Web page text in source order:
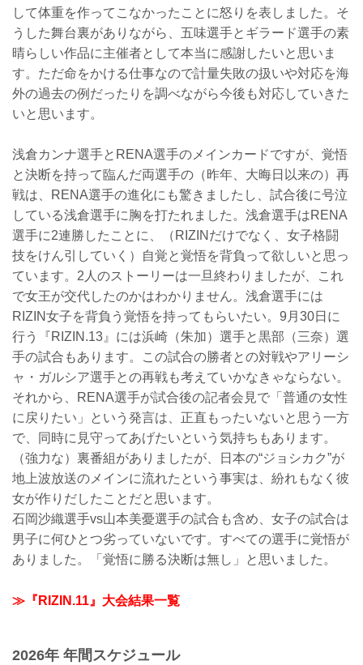
して体重を作ってこなかったことに怒りを表しました。そ
うした舞台裏がありながら、五味選手とギラード選手の素
晴らしい作品に主催者として本当に感謝したいと思いま
す。ただ命をかける仕事なので計量失敗の扱いや対応を海
外の過去の例だったりを調べながら今後も対応していきた
いと思います。
浅倉カンナ選手とRENA選手のメインカードですが、覚悟
と決断を持って臨んだ両選手の（昨年、大晦日以来の）再
戦は、RENA選手の進化にも驚きましたし、試合後に号泣
している浅倉選手に胸を打たれました。浅倉選手はRENA
選手に2連勝したことに、（RIZINだけでなく、女子格闘
技をけん引していく）自覚と覚悟を背負って欲しいと思っ
ています。2人のストーリーは一旦終わりましたが、これ
で女王が交代したのかはわかりません。浅倉選手には
RIZIN女子を背負う覚悟を持ってもらいたい。9月30日に
行う『RIZIN.13』には浜崎（朱加）選手と黒部（三奈）選
手の試合もあります。この試合の勝者との対戦やアリーシ
ャ・ガルシア選手との再戦も考えていかなきゃならない。
それから、RENA選手が試合後の記者会見で「普通の女性
に戻りたい」という発言は、正直もったいないと思う一方
で、同時に見守ってあげたいという気持ちもあります。
（強力な）裏番組がありましたが、日本の“ジョシカク”が
地上波放送のメインに流れたという事実は、紛れもなく彼
女が作りだしたことだと思います。
石岡沙織選手vs山本美憂選手の試合も含め、女子の試合は
男子に何ひとつ劣っていないです。すべての選手に覚悟が
ありました。「覚悟に勝る決断は無し」と思いました。
≫『RIZIN.11』大会結果一覧
2026年 年間スケジュール